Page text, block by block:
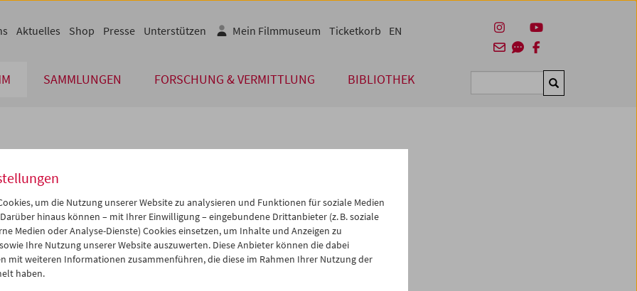
SAMMLUNGEN FORSCHUNG & VERMITTLUNG BIBLIOTHEK Suchen
Aktuelles Shop Presse Unterstützen Mein Filmmuseum Ticketkorb EN
Mai 2028 >>
Mi Do Fr Sa So
03 04 05 06
07
10 11 12 13
14
17 18
iCalender
Programmheft-PDF
English language or subtitles
um die Nutzung unserer Website zu analysieren und Funktionen für soziale Medien
hinaus können – mit Ihrer Einwilligung – eingebundene Drittanbieter (z. B. soziale
Medien oder Analyse-Dienste) Cookies einsetzen, um Inhalte und Anzeigen zu
Ihre Nutzung unserer Website auszuwerten. Diese Anbieter können die dabei
mit weiteren Informationen zusammenführen, die diese im Rahmen Ihrer Nutzung der
haben.